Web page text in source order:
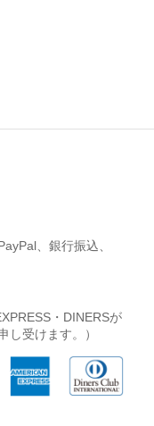
、銀行振込、
・DINERSが
し受けます。）